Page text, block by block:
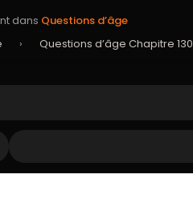
dans Questions d’âge
› Questions d’âge Chapitre 130